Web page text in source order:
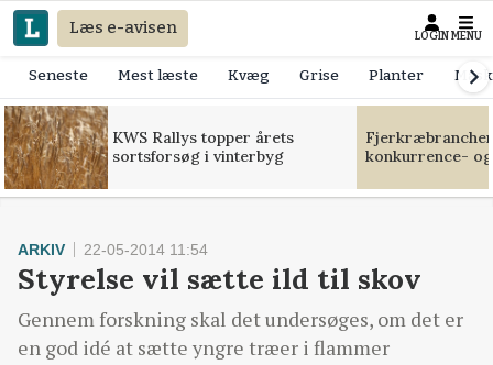
Læs e-avisen LOGIN MENU
Seneste Mest læste Kvæg Grise Planter
KWS Rallys topper årets
sortsforsøg i vinterbyg
konkurrence-
ARKIV 22-05-2014 11:54
Styrelse vil sætte ild til skov
Gennem forskning skal det undersøges, om det er
en god idé at sætte yngre træer i flammer